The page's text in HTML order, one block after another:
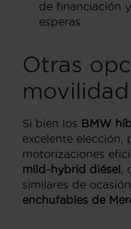
de financiación
esperas.
Otras
movilidad
Si bien los BMW
excelente elección,
motorizaciones
mild-hybrid diésel
similares de
enchufables de